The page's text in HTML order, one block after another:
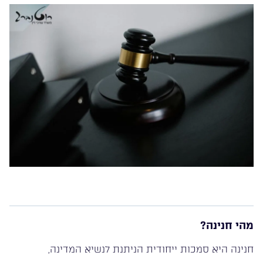
מהי חנינה?
חנינה היא סמכות ייחודית הניתנת לנשיא המדינה,